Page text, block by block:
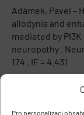
Pro personalizaci
Adámek, Pavel –
allodynia and
mediated by
neuropathy .
174 . IF = 4.431
Kalynovska,
receptors
expression in